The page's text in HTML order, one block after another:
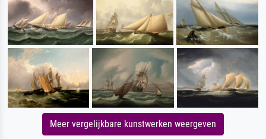
Meer vergelijkbare kunstwerken weergeven